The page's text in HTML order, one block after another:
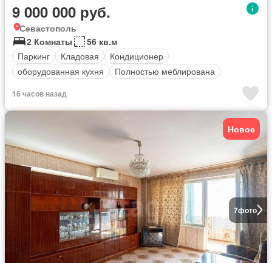
9 000 000 руб.
Севастополь
2 Комнаты
56 кв.м
Паркинг
Кладовая
Кондиционер
оборудованная кухня
Полностью меблирована
16 часов назад
7фото
Новое